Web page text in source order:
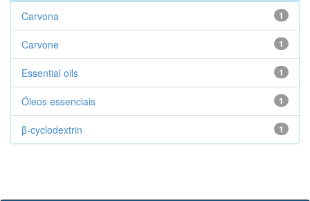
1
Carvona
1
Carvone
1
Essential oils
1
Óleos essenciais
1
β-cyclodextrin